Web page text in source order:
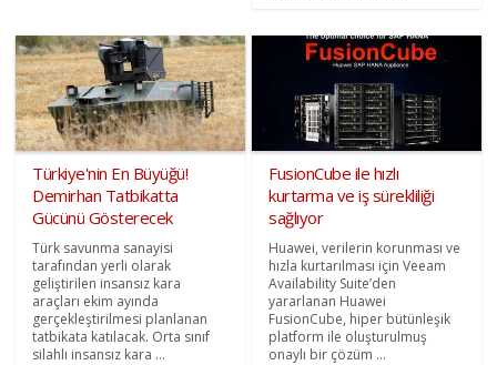
Türkiye'nin En Büyüğü!
Demirhan Tatbikatta
Gücünü Gösterecek
Türk savunma sanayisi
tarafından yerli olarak
geliştirilen insansız kara
araçları ekim ayında
gerçekleştirilmesi planlanan
tatbikata katılacak. Orta sınıf
silahlı insansız kara ...
FusionCube ile hızlı
kurtarma ve iş sürekliliği
sağlıyor
Huawei, verilerin korunması ve
hızla kurtarılması için Veeam
Availability Suite’den
yararlanan Huawei
FusionCube, hiper bütünleşik
platform ile oluşturulmuş
onaylı bir çözüm ...